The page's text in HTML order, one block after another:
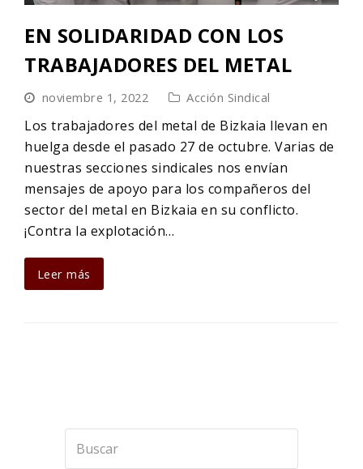
EN SOLIDARIDAD CON LOS
TRABAJADORES DEL METAL
noviembre 1, 2022 Acción Sindical
Los trabajadores del metal de Bizkaia llevan en
huelga desde el pasado 27 de octubre. Varias de
nuestras secciones sindicales nos envían
mensajes de apoyo para los compañeros del
sector del metal en Bizkaia en su conflicto.
¡Contra la explotación…
Leer más